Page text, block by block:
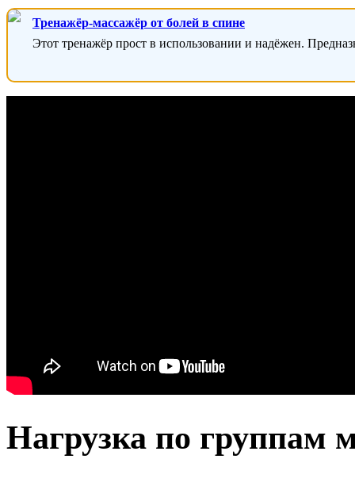
Тренажёр-массажёр от болей в спине
Этот тренажёр прост в использовании и надёжен.
Нагрузка по группам